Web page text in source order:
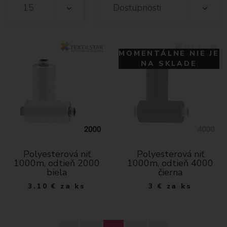
15 Dostupnosti
Polyesterová niť
1000m, odtieň 2000
biela
3.10 € za ks
MOMENTÁLNE NIE JE
NA SKLADE
Polyesterová niť
1000m, odtieň 4000
čierna
3 € za ks